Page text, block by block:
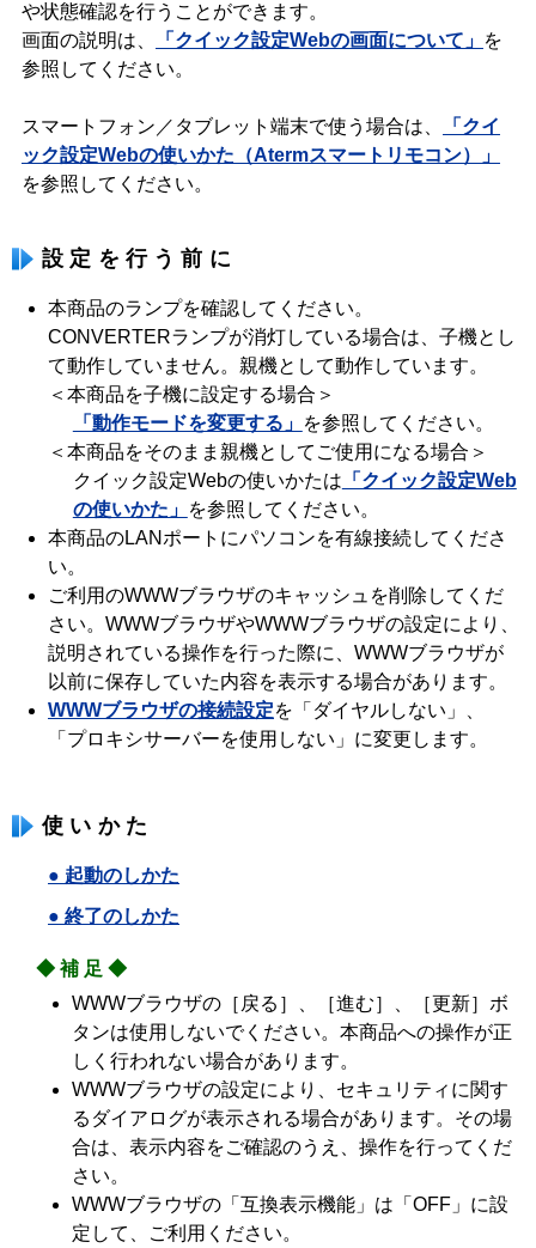
や状態確認を行うことができます。
画面の説明は、
「クイック設定Webの画面について」 を
参照してください。
スマートフォン／タブレット端末で使う場合は、
「クイ
ック設定Webの使いかた（Atermスマートリモコン）」
を参照してください。
設定を行う前に
本商品のランプを確認してください。
CONVERTERランプが消灯している場合は、子機とし
て動作していません。親機として動作しています。
＜本商品を子機に設定する場合＞
「動作モードを変更する」 を参照してください。
＜本商品をそのまま親機としてご使用になる場合＞
クイック設定Webの使いかたは 「クイック設定Web
の使いかた」 を参照してください。
本商品のLANポートにパソコンを有線接続してくださ
い。
ご利用のWWWブラウザのキャッシュを削除してくだ
さい。WWWブラウザやWWWブラウザの設定により、
説明されている操作を行った際に、WWWブラウザが
以前に保存していた内容を表示する場合があります。
WWWブラウザの接続設定を「ダイヤルしない」、
「プロキシサーバーを使用しない」に変更します。
使いかた
● 起動のしかた
● 終了のしかた
◆補足◆
WWWブラウザの［戻る］、［進む］、［更新］ボ
タンは使用しないでください。本商品への操作が正
しく行われない場合があります。
WWWブラウザの設定により、セキュリティに関す
るダイアログが表示される場合があります。その場
合は、表示内容をご確認のうえ、操作を行ってくだ
さい。
WWWブラウザの「互換表示機能」は「OFF」に設
定して、ご利用ください。